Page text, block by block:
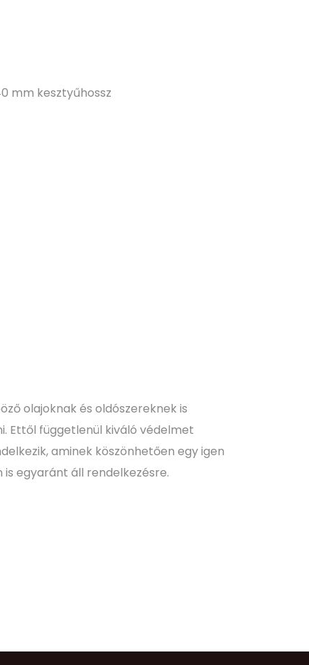
mm kesztyűhossz
olajoknak és oldószereknek is
Ettől függetlenül kiváló védelmet
aminek köszönhetően egy igen
is egyaránt áll rendelkezésre.